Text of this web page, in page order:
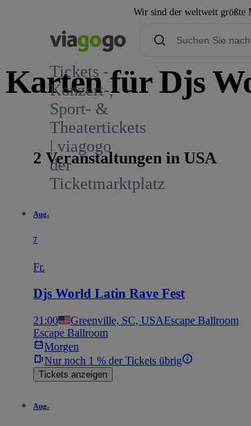
Wir sind der weltweit größte
Tickets -
Konzert-,
Sport- &
Theatertickets
| viagogo
der
Ticketmarktplatz
Karten für Djs
1
2 Veranstaltungen in USA
Aug.
7
Fr.
Djs World Latin Rave Fest
21:00 Greenville, SC, USAEscape Ballroom
Escape Ballroom
Morgen
Nur noch 1 % der Tickets übrig
Tickets anzeigen
Aug.